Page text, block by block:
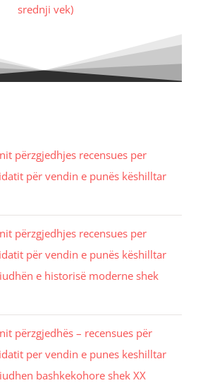
srednji vek)
përzgjedhjes recensues per
për vendin e punës këshilltar
përzgjedhjes recensues per
për vendin e punës këshilltar
e historisë moderne shek
përzgjedhës – recensues për
per vendin e punes keshilltar
bashkekohore shek XX